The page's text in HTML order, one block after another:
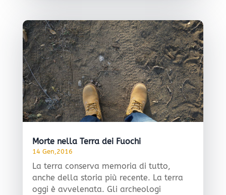
Morte nella Terra dei Fuochi
14 Gen,2016
La terra conserva memoria di tutto,
anche della storia più recente. La terra
oggi è avvelenata. Gli archeologi